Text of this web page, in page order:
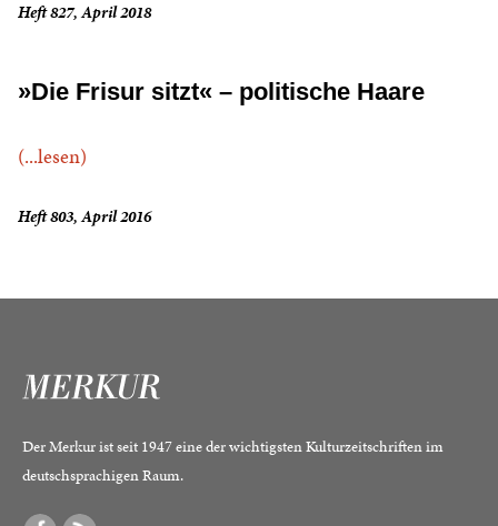
Heft 827, April 2018
»Die Frisur sitzt« – politische Haare
(...lesen)
Heft 803, April 2016
Der Merkur ist seit 1947 eine der wichtigsten Kulturzeitschriften im
deutschsprachigen Raum.